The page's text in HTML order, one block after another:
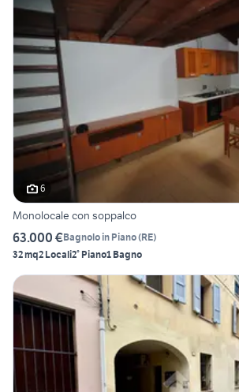
6
Monolocale con soppalco
63.000 €Bagnolo in Piano(RE)
32 mq2 Locali2° Piano1 Bagno